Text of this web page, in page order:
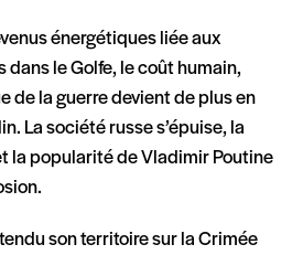
énergétiques liée aux
le Golfe, le coût humain,
de la guerre devient de plus en
La société russe s’épuise, la
la popularité de Vladimir Poutine
son territoire sur la Crimée